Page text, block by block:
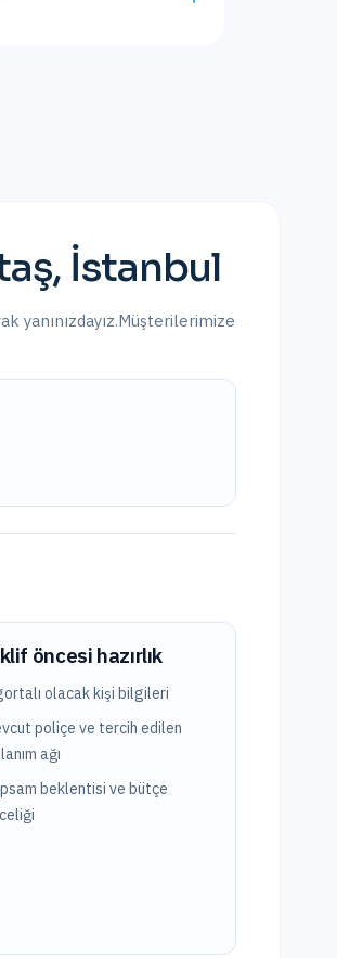
, İstanbul
yanınızdayız.Müşterilerimize
öncesi hazırlık
olacak kişi bilgileri
poliçe ve tercih edilen
ağı
beklentisi ve bütçe